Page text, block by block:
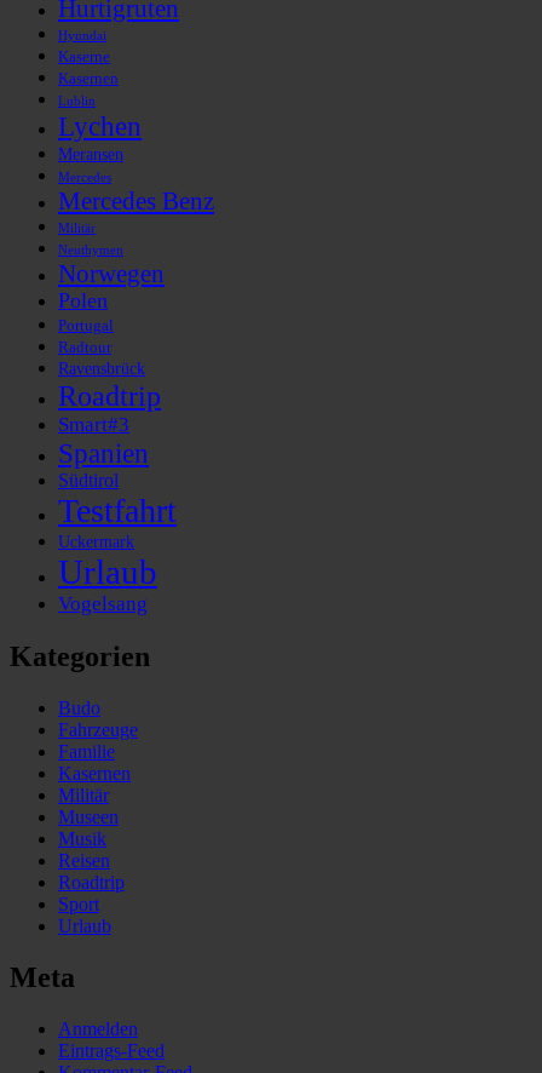
Hurtigruten
Hyundai
Kaserne
Kasernen
Lublin
Lychen
Meransen
Mercedes
Mercedes Benz
Militär
Neuthymen
Norwegen
Polen
Portugal
Radtour
Ravensbrück
Roadtrip
Smart#3
Spanien
Südtirol
Testfahrt
Uckermark
Urlaub
Vogelsang
Kategorien
Budo
Fahrzeuge
Familie
Kasernen
Militär
Museen
Musik
Reisen
Roadtrip
Sport
Urlaub
Meta
Anmelden
Eintrags-Feed